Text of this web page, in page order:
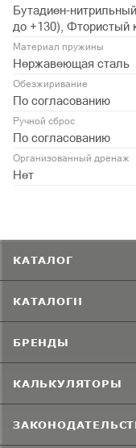
Бутадиен-
до +130), Фтористый
Материал пружины
Нержавеющая сталь
Обезжиривание
По согласованию
Ручной сброс
По согласованию
Организованный дренаж
Нет
КАТАЛОГ
КАТАЛОГИ
БРЕНДЫ
КАЛЬКУЛЯТОРЫ